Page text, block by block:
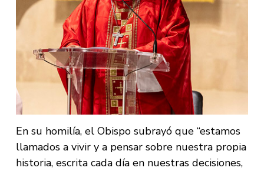
En su homilía, el Obispo subrayó que “estamos
llamados a vivir y a pensar sobre nuestra propia
historia, escrita cada día en nuestras decisiones,